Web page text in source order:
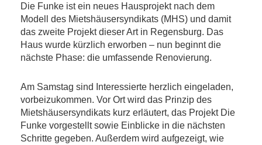
Die Funke ist ein neues Hausprojekt nach dem
Modell des Mietshäusersyndikats (MHS) und damit
das zweite Projekt dieser Art in Regensburg. Das
Haus wurde kürzlich erworben – nun beginnt die
nächste Phase: die umfassende Renovierung.
Am Samstag sind Interessierte herzlich eingeladen,
vorbeizukommen. Vor Ort wird das Prinzip des
Mietshäusersyndikats kurz erläutert, das Projekt Die
Funke vorgestellt sowie Einblicke in die nächsten
Schritte gegeben. Außerdem wird aufgezeigt, wie